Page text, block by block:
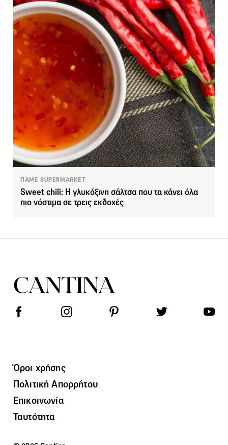
ΠΑΜΕ SUPERMARKET
Sweet chili: Η γλυκόξινη σάλτσα που τα κάνει όλα
πιο νόστιμα σε τρεις εκδοχές
Όροι χρήσης
Πολιτική Απορρήτου
Επικοινωνία
Ταυτότητα